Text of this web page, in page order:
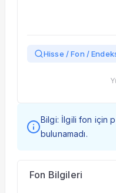
Hisse / Fon /
Bilgi: İlgili fon için
bulunamadı.
Fon Bilgileri